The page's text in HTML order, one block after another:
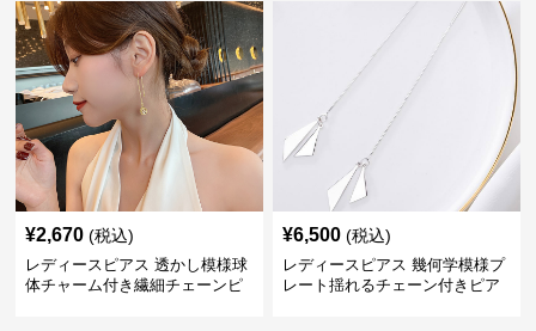
¥2,670 (税込)
レディースピアス 透かし模様球
体チャーム付き繊細チェーンピ
¥6,500 (税込)
レディースピアス 幾何学模様プ
レート揺れるチェーン付きピア